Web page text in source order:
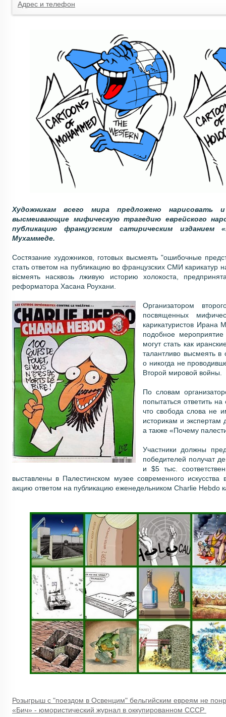
Адрес и телефон
Художникам всего мира предложено нарисовать
высмеивающие мифическую трагедию еврейского
публикацию французским сатирическим
Мухаммеде.
Состязание художников, готовых высмеять "ошибочные
стать ответом на публикацию во французских СМИ
вісмеять насквозь лживую историю холокоста,
реформатора Хасана Роухани.
Организатором
посвященных
карикатуристов
подобное
могут стать как
талантливо высмеять в
о никогда не
Второй мировой войны.
По словам
попытаться ответить
что свобода слова не
историкам и
а также «Почему
Участники должны
победителей получат
и $5 тыс.
выставлены в Палестинском музее современного
акцию ответом на публикацию еженедельником Charlie Hebdo
Розыгрыш с "поездом в Освенцим" бельгийским евреям не
«Бич» - юмористический журнал в оккупированном СССР